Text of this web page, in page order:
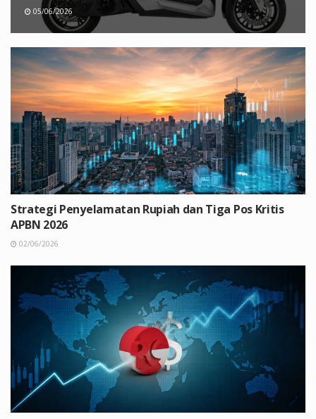
05/06/2026
Strategi Penyelamatan Rupiah dan Tiga Pos Kritis
APBN 2026
02/06/2026